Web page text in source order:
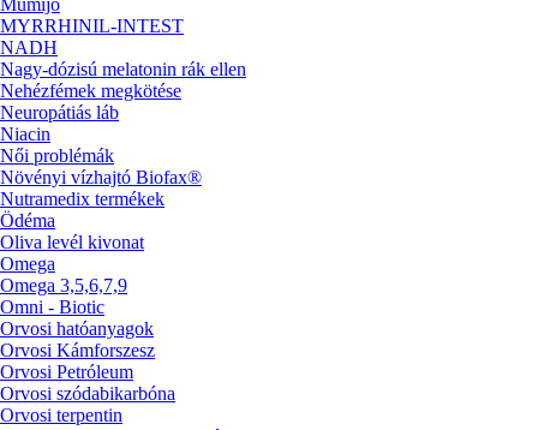
Mumijo
MYRRHINIL-INTEST
NADH
Nagy-dózisú melatonin rák ellen
Nehézfémek megkötése
Neuropátiás láb
Niacin
Női problémák
Növényi vízhajtó Biofax®
Nutramedix termékek
Ödéma
Oliva levél kivonat
Omega
Omega 3,5,6,7,9
Omni - Biotic
Orvosi hatóanyagok
Orvosi Kámforszesz
Orvosi Petróleum
Orvosi szódabikarbóna
Orvosi terpentin